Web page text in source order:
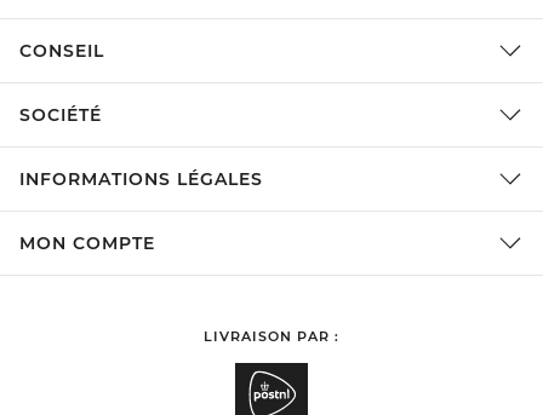
CONSEIL
SOCIÉTÉ
INFORMATIONS LÉGALES
MON COMPTE
LIVRAISON PAR :